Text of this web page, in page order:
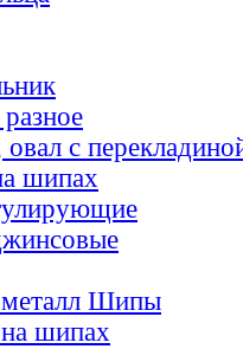
с
шипах
Шипы
шипах